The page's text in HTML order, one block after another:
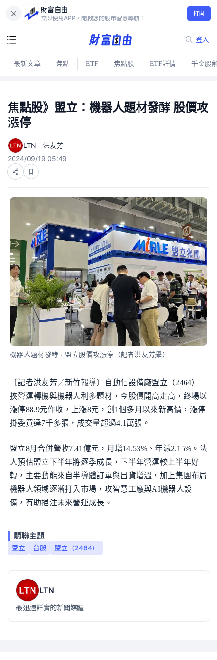
財富自由
立即使用APP，開啟您的股市智慧導航！
打開
登入
最新文章 焦點 ETF 焦點股 ETF詳情 千金股
焦點股》盟立：機器人題材發酵 股價攻
漲停
LTN｜洪友芳
2024/09/19 05:49
機器人題材發酵，盟立股價攻漲停（記者洪友芳攝）
〔記者洪友芳／新竹報導〕自動化設備廠盟立（2464）
挾營運轉機與機器人利多題材，今股價開高走高，終場以
漲停88.9元作收，上漲8元，創1個多月以來新高價，漲停
掛委買達7千多張，成交量超過4.1萬張。
盟立8月合併營收7.41億元，月增14.53%、年減2.15%。法
人預估盟立下半年將逐季成長，下半年營運較上半年好
轉，主要動能來自半導體訂單與出貨增溫，加上集團布局
機器人領域逐漸打入市場，攻智慧工廠與AI機器人設
備，有助挹注未來營運成長。
關聯主題
盟立 台股 盟立（2464）
LTN
最迅速詳實的新聞媒體